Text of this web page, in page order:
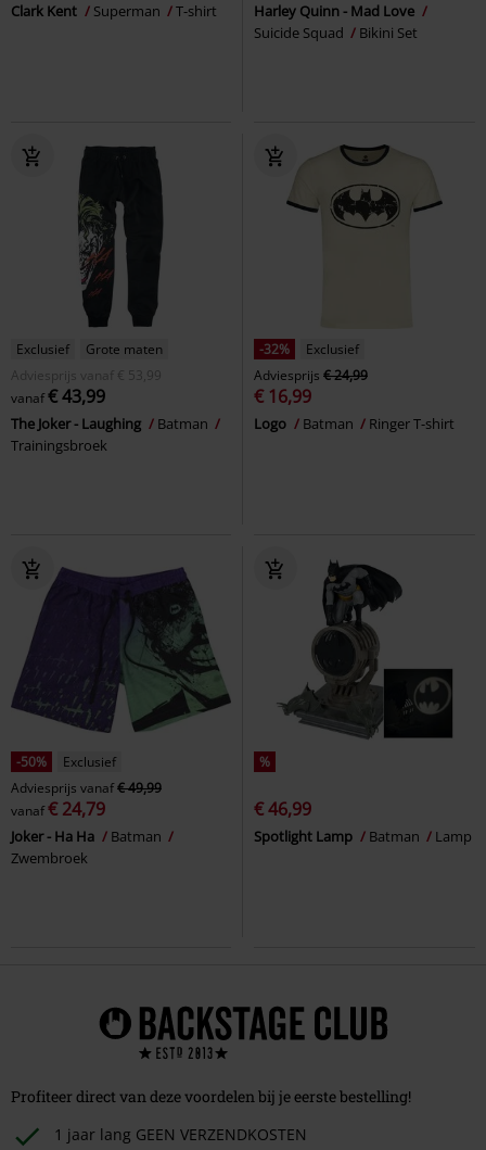
Clark Kent Superman T-shirt
Harley Quinn - Mad Love
Suicide Squad
Bikini Set
Exclusief
Grote maten
Adviesprijs
vanaf € 53,99
vanaf€ 43,99
The Joker - Laughing
Batman
Trainingsbroek
-32%
Exclusief
Adviesprijs € 24,99
€ 16,99
Logo Batman Ringer T-shirt
-50%
Exclusief
Adviesprijs vanaf€ 49,99
vanaf€ 24,79
Joker - Ha Ha
Batman
Zwembroek
%
€ 46,99
Spotlight Lamp Batman Lamp
Profiteer direct van deze voordelen bij je eerste bestelling!
1 jaar lang GEEN VERZENDKOSTEN